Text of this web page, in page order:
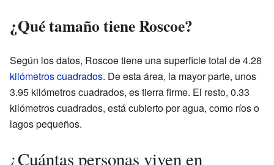
¿Qué tamaño tiene Roscoe?
Según los datos, Roscoe tiene una superficie total de 4.28
kilómetros cuadrados. De esta área, la mayor parte, unos
3.95 kilómetros cuadrados, es tierra firme. El resto, 0.33
kilómetros cuadrados, está cubierto por agua, como ríos o
lagos pequeños.
¿Cuántas personas viven en